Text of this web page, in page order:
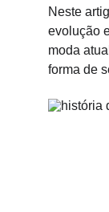
Neste
evolução
moda
forma de